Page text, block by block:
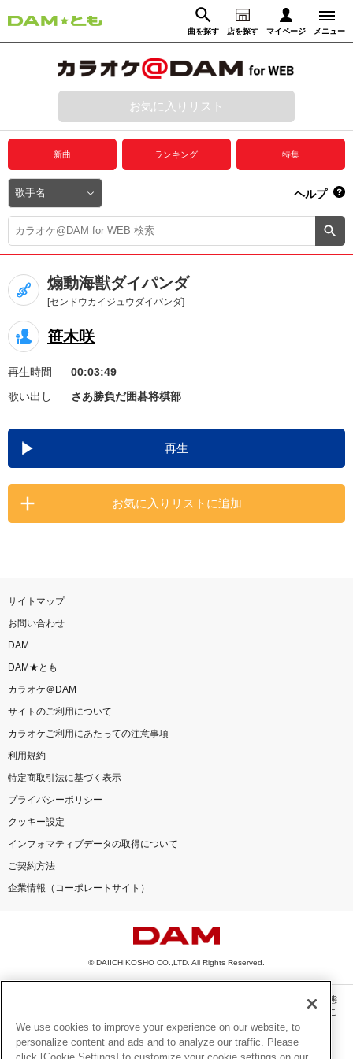
曲を探す 店を探す マイページ メニュー
動画からさがす 録音からさがす
ログイン
プレミアムサービス
DAM★とも動画
DAM★とも録音
カラオケ＠DAM
ユーザー検索
キャンペーン
お知らせ よくあるご質問
DAMの新曲・ランキングなど
カラオケ最新情報をチェック！
お気に入りリスト
新曲 ランキング 特集
ヘルプ
煽動海獣ダイパンダ
[センドウカイジュウダイパンダ]
笹木咲
再生時間
00:03:49
歌い出し
さあ勝負だ囲碁将棋部
再生
お気に入りリストに追加
サイトマップ
お問い合わせ
DAM
DAM★とも
カラオケ＠DAM
サイトのご利用について
カラオケご利用にあたっての注意事項
利用規約
特定商取引法に基づく表示
プライバシーポリシー
クッキー設定
インフォマティブデータの取得について
ご契約方法
企業情報（コーポレートサイト）
© DAIICHIKOSHO CO.,LTD. All Rights Reserved.
このサイトに掲載されている一切の文章・画像・写真・動画・音声等を、手段や形態
を問わず、著作権法の定める範囲を超えて無断で複製、転載、ファイル化などするこ
とを禁じます。
楽曲及びコンテンツは、機種によりご利用いただけない場合があります。
We use cookies to improve your experience on our website, to
personalize content and ads and to analyze our traffic. Please